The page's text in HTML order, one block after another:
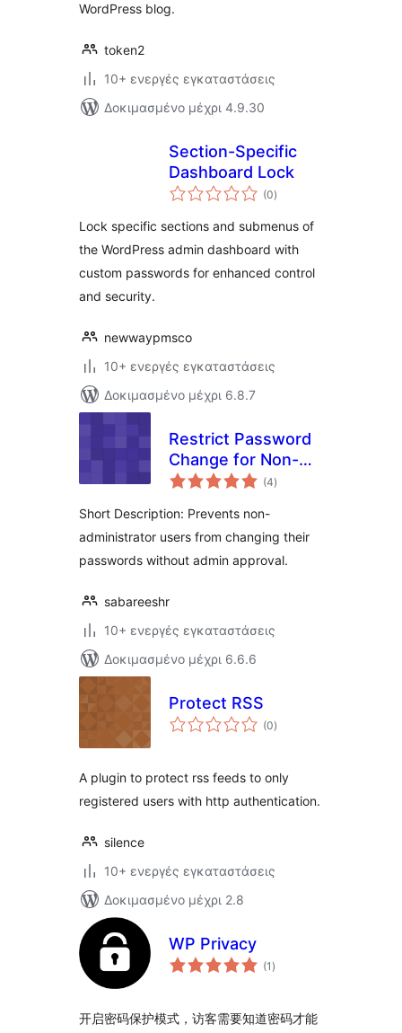
WordPress blog.
token2
10+ ενεργές εγκαταστάσεις
Δοκιμασμένο μέχρι 4.9.30
Section-Specific
Dashboard Lock
(0αξιολογήσεις
σύνολο
)
Lock specific sections and submenus of
the WordPress admin dashboard with
custom passwords for enhanced control
and security.
newwaypmsco
10+ ενεργές εγκαταστάσεις
Δοκιμασμένο μέχρι 6.8.7
Restrict Password
Change for Non-
Administrators
(4αξιολογήσεις
σύνολο
)
Short Description: Prevents non-
administrator users from changing their
passwords without admin approval.
sabareeshr
10+ ενεργές εγκαταστάσεις
Δοκιμασμένο μέχρι 6.6.6
Protect RSS
(0αξιολογήσεις
σύνολο
)
A plugin to protect rss feeds to only
registered users with http authentication.
silence
10+ ενεργές εγκαταστάσεις
Δοκιμασμένο μέχρι 2.8
WP Privacy
(1 αξιολογήσεις
σύνολο
)
开启密码保护模式，访客需要知道密码才能